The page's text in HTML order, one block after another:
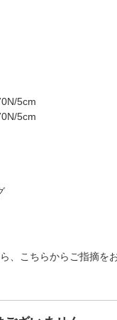
5cm
5cm
、こちらからご指摘を